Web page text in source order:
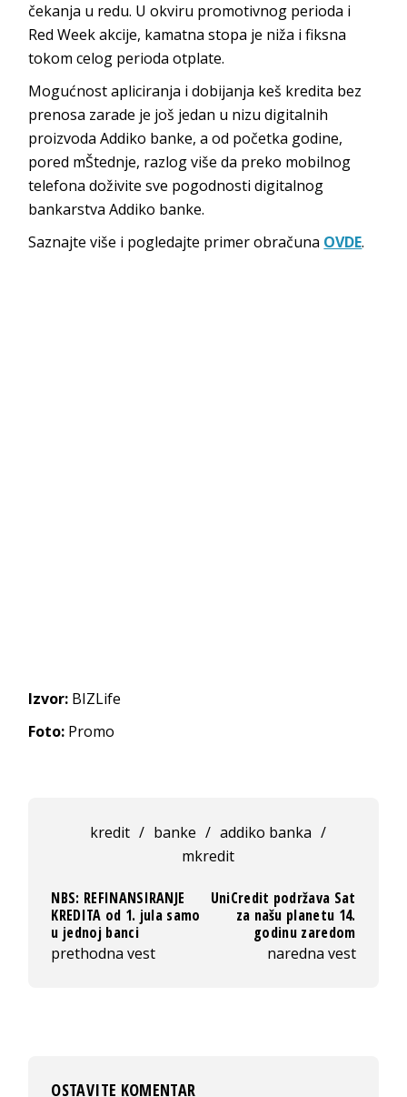
čekanja u redu. U okviru promotivnog perioda i
Red Week akcije, kamatna stopa je niža i fiksna
tokom celog perioda otplate.
Mogućnost apliciranja i dobijanja keš kredita bez
prenosa zarade je još jedan u nizu digitalnih
proizvoda Addiko banke, a od početka godine,
pored mŠtednje, razlog više da preko mobilnog
telefona doživite sve pogodnosti digitalnog
bankarstva Addiko banke.
Saznajte više i pogledajte primer obračuna OVDE.
Izvor: BIZLife
Foto: Promo
kredit / banke / addiko banka /
mkredit
NBS: REFINANSIRANJE
KREDITA od 1. jula samo
u jednoj banci
prethodna vest
UniCredit podržava Sat
za našu planetu 14.
godinu zaredom
naredna vest
OSTAVITE KOMENTAR